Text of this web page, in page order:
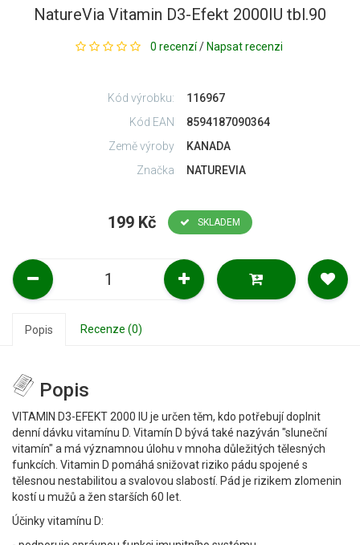
NatureVia Vitamin D3-Efekt 2000IU tbl.90
0 recenzí / Napsat recenzi
Kód výrobku:
116967
Kód EAN
8594187090364
Země výroby
KANADA
Značka
NATUREVIA
199 Kč SKLADEM
Popis Recenze (0)
Popis
VITAMIN D3-EFEKT 2000 IU je určen těm, kdo potřebují doplnit
denní dávku vitamínu D. Vitamín D bývá také nazýván "sluneční
vitamín" a má významnou úlohu v mnoha důležitých tělesných
funkcích. Vitamin D pomáhá snižovat riziko pádu spojené s
tělesnou nestabilitou a svalovou slabostí. Pád je rizikem zlomenin
kostí u mužů a žen starších 60 let.
Účinky vitamínu D: